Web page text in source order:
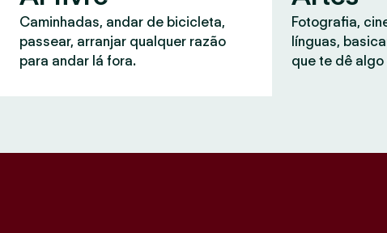
Caminhadas, andar de bicicleta,
passear, arranjar qualquer razão
para andar lá fora.
Fotografia,
línguas,
que te dê